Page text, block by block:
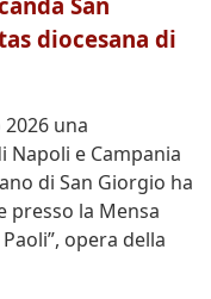
diocesana di
una
Napoli e Campania
di San Giorgio ha
presso la Mensa
opera della